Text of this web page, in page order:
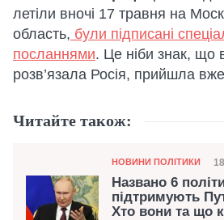
летіли вночі 17 травня на
область, були підписані
посланнями. Це ніби знак, що
розв’язала Росія, прийшла
Читайте також:
Категорія
НОВИНИ ПОЛІТИКИ
Названо 6
підтримують
Хто вони та що